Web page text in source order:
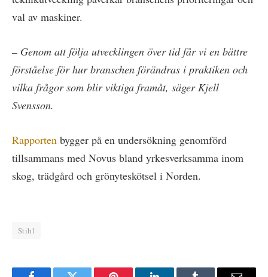
val av maskiner.
– Genom att följa utvecklingen över tid får vi en bättre
förståelse för hur branschen förändras i praktiken och
vilka frågor som blir viktiga framåt, säger Kjell
Svensson.
Rapporten bygger på en undersökning genomförd
tillsammans med Novus bland yrkesverksamma inom
skog, trädgård och grönyteskötsel i Norden.
Stihl